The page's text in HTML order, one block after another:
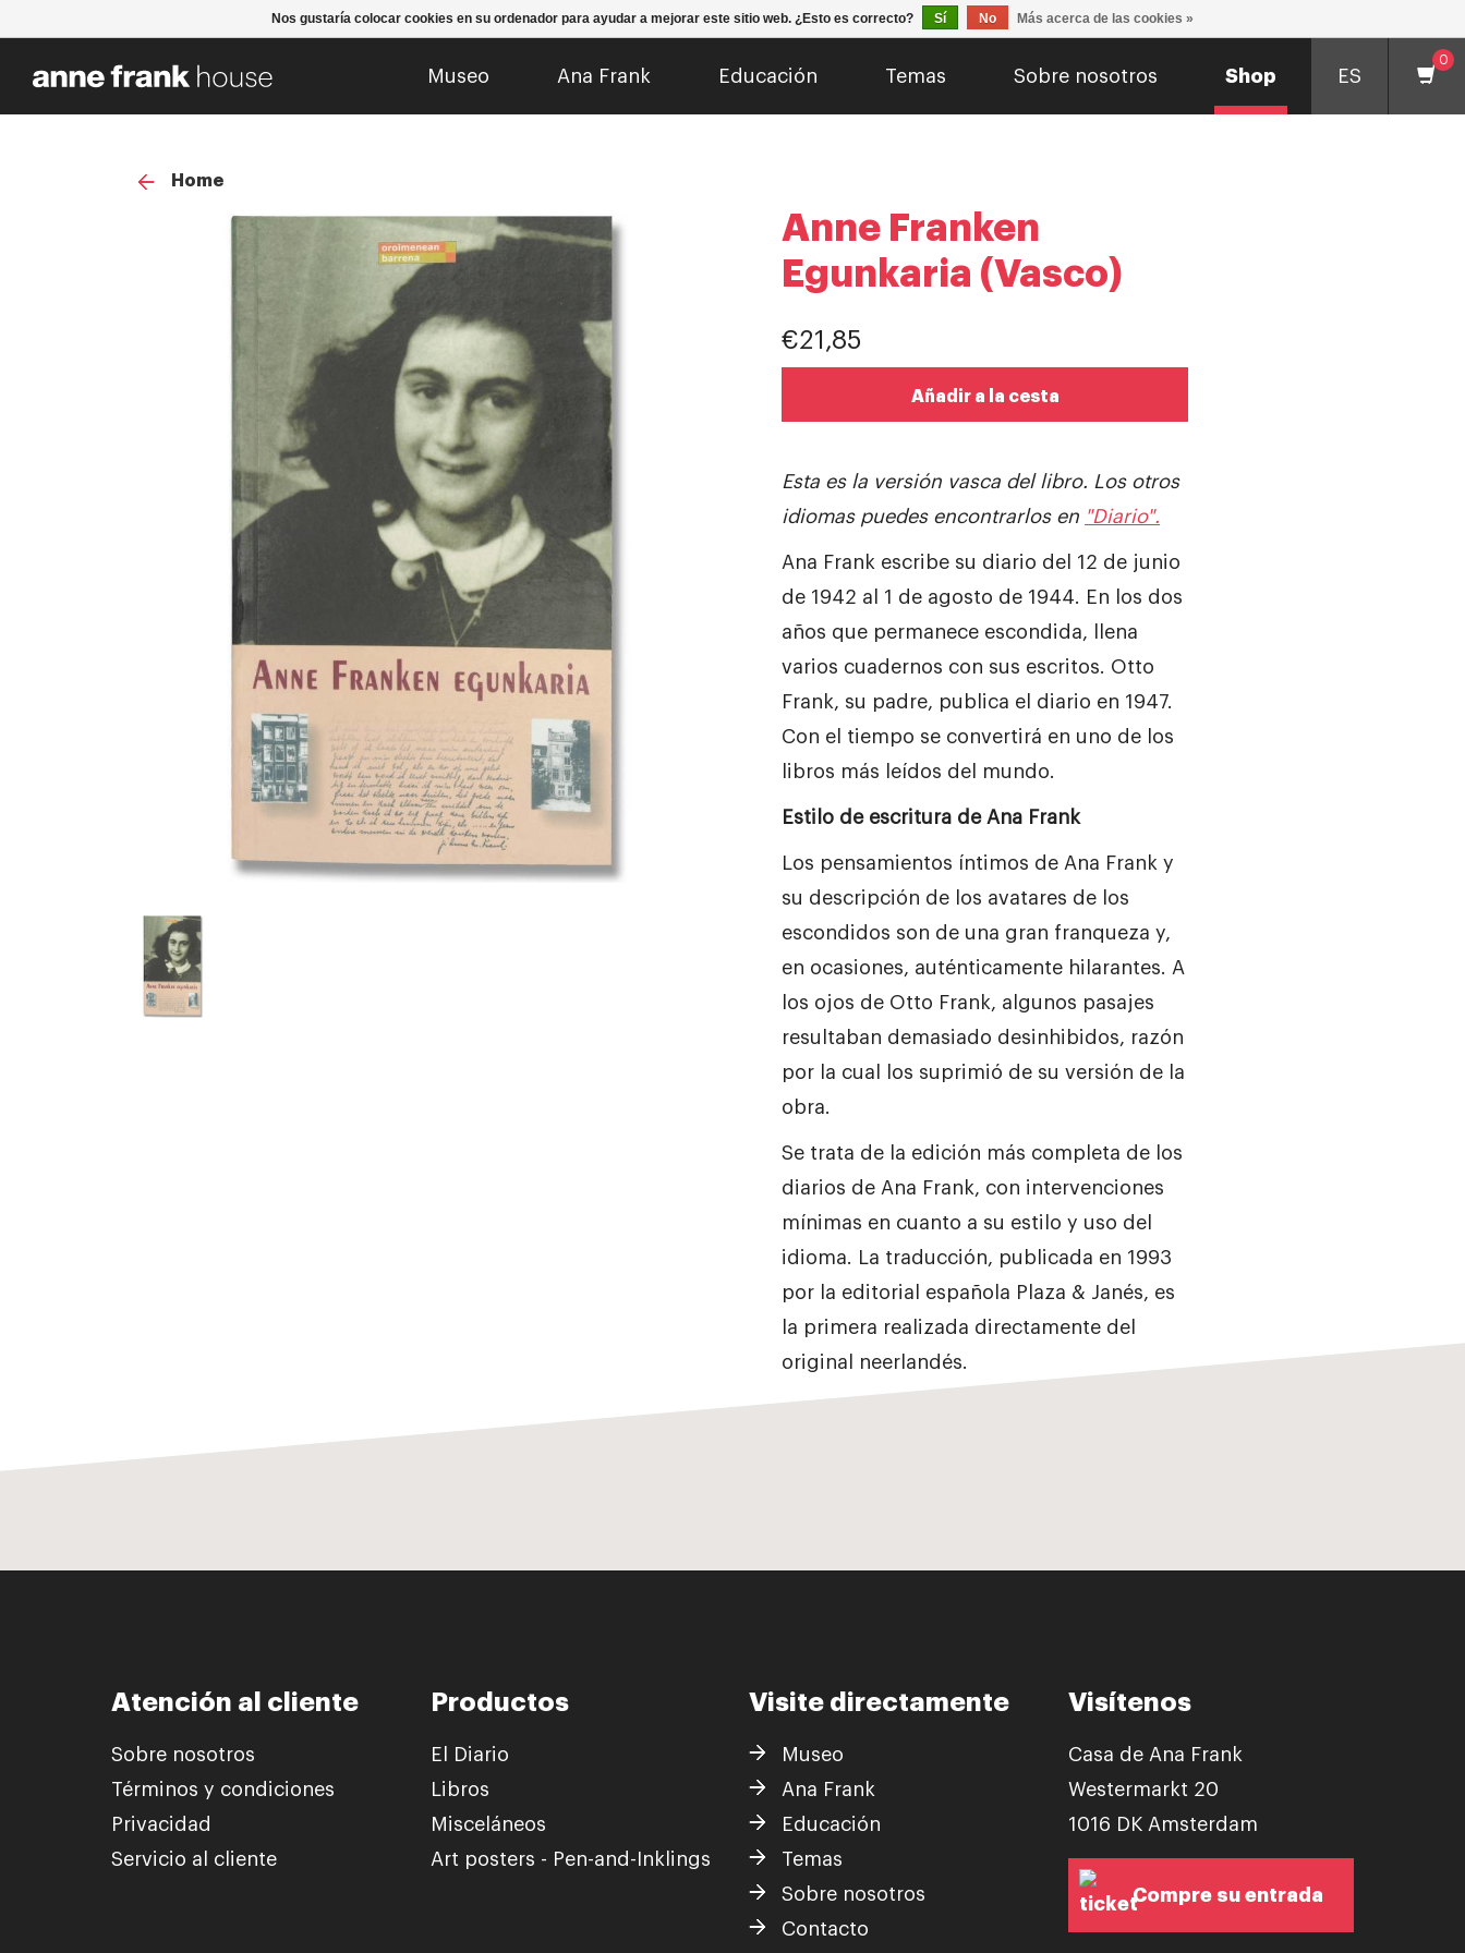
Museo Ana Frank Educación Temas Sobre nosotros Shop ES
0
Home
Anne Franken
Egunkaria (Vasco)
€21,85
Añadir a la cesta
Esta es la versión vasca del libro. Los otros
idiomas puedes encontrarlos en "Diario".
Ana Frank escribe su diario del 12 de junio
de 1942 al 1 de agosto de 1944. En los dos
años que permanece escondida, llena
varios cuadernos con sus escritos. Otto
Frank, su padre, publica el diario en 1947.
Con el tiempo se convertirá en uno de los
libros más leídos del mundo.
Estilo de escritura de Ana Frank
Los pensamientos íntimos de Ana Frank y
su descripción de los avatares de los
escondidos son de una gran franqueza y,
en ocasiones, auténticamente hilarantes. A
los ojos de Otto Frank, algunos pasajes
resultaban demasiado desinhibidos, razón
por la cual los suprimió de su versión de la
obra.
Se trata de la edición más completa de los
diarios de Ana Frank, con intervenciones
mínimas en cuanto a su estilo y uso del
idioma. La traducción, publicada en 1993
por la editorial española Plaza & Janés, es
la primera realizada directamente del
original neerlandés.
Atención al cliente
Sobre nosotros
Términos y condiciones
Privacidad
Servicio al cliente
Productos
El Diario
Libros
Misceláneos
Art posters - Pen-and-Inklings
Visite directamente
Museo
Ana Frank
Educación
Temas
Sobre nosotros
Contacto
Visítenos
Casa de Ana Frank
Westermarkt 20
1016 DK Amsterdam
Compre su entrada
Nos gustaría colocar cookies en su ordenador para ayudar a mejorar este sitio web. ¿Esto es correcto? Sí No Más acerca de las cookies »